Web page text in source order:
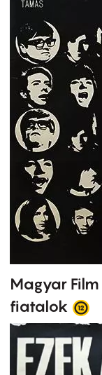
Magyar
fiatalok